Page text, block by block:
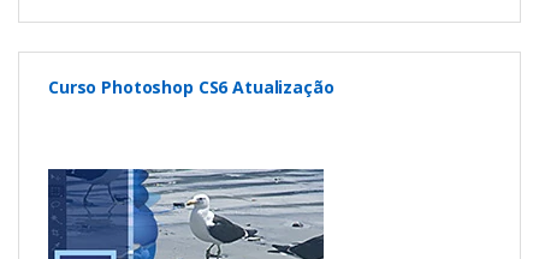
Curso Photoshop CS6 Atualização